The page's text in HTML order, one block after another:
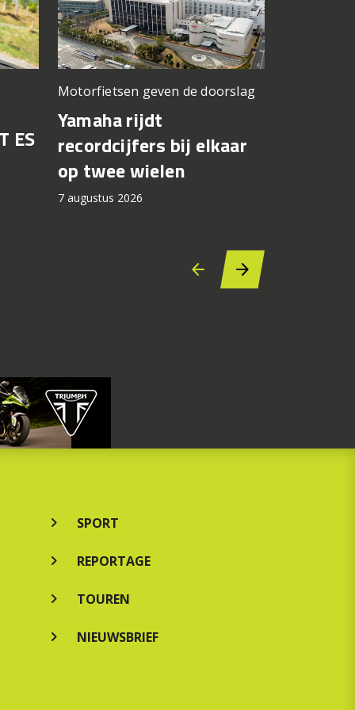
ES
Motorfietsen geven de doorslag
Yamaha rijdt
recordcijfers bij elkaar
op twee wielen
7 augustus 2026
SPORT
REPORTAGE
TOUREN
NIEUWSBRIEF